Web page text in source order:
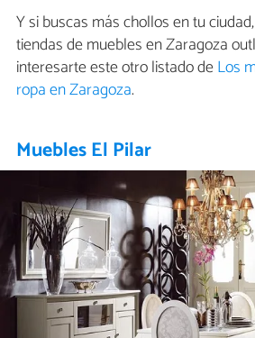
Y si buscas más chollos en tu
tiendas de muebles en Zaragoza
interesarte este otro listado deLos
ropa en Zaragoza.
Muebles El Pilar